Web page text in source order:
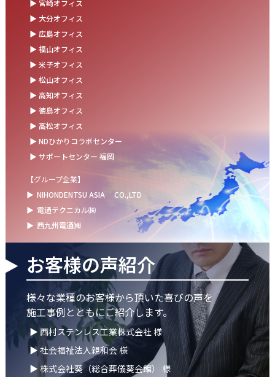
お盆の休業に伴うお知らせ
2025.07.11
事務部会＆懇親会を開催しました！
2025.06.27
＼新卒第9期生 辞令交付式を開催しました／
ウォーターサーバー設置完了！～健康経営の取組み～
▶ 宮崎オフィス
▶ 大分オフィス
▶ 広島オフィス
▶ 福山オフィス
▶ 米子オフィス
▶ 松山オフィス
▶ 高知オフィス
▶ 徳島オフィス
▶ 高松オフィス
▶ NDひかりコラボセンター
▶ サポートセンター 福岡
【グループ企業】
▶ NIHONDENTSU ASIA CO.,LTD
▶ 電通テクニカル㈱
▶ 西九州電通㈱
お客様の声紹介
様々な業種のお客様から頂いた喜びの声を
施工事例とともにご紹介します。
▶ 西村ステンレス工業株式会社 様
▶ 社会福祉法人親和会 様
▶ 株式会社葵（総合葬儀葵会館） 様